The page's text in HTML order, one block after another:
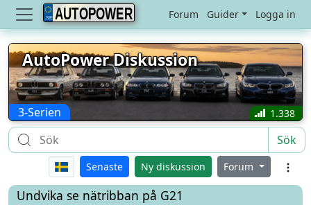
AUTOPOWER Forum Guider Logga in
AutoPower Diskussion
3-Serien 1.338
Sök
Senaste Ny diskussion Forum
Undvika se nätribban på G21